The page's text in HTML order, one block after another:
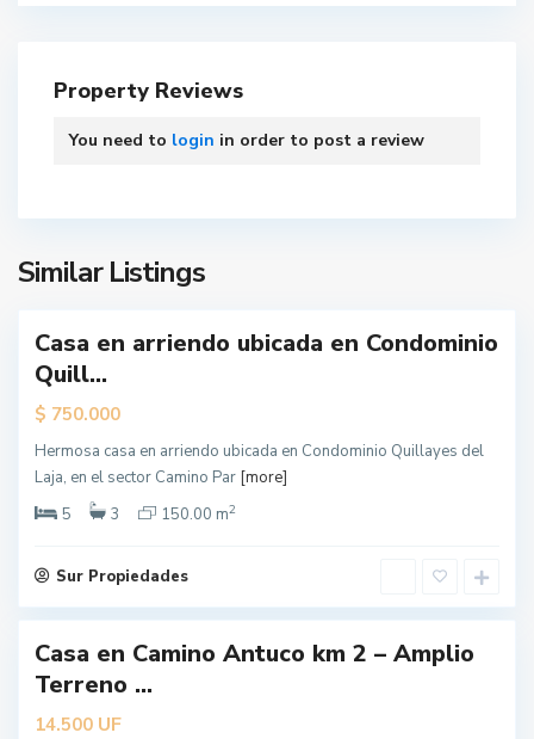
Property Reviews
You need to login in order to post a review
Similar Listings
e
s
Casa en arriendo ubicada en Condominio
Quill...
$ 750.000
Hermosa casa en arriendo ubicada en Condominio Quillayes del
Laja, en el sector Camino Par [more]
5
3 150.00 m2
Sur Propiedades
L
o
s
n
g
e
e
Casa en Camino Antuco km 2 – Amplio
Terreno ...
14.500 UF
L
o
s